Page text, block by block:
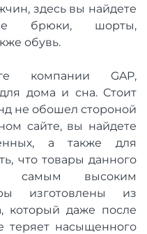
здесь вы найдете
брюки, шорты,
обувь.
компании GAP,
дома и сна. Стоит
не обошел стороной
сайте, вы найдете
а также для
что товары данного
самым высоким
изготовлены из
который даже после
теряет насыщенного